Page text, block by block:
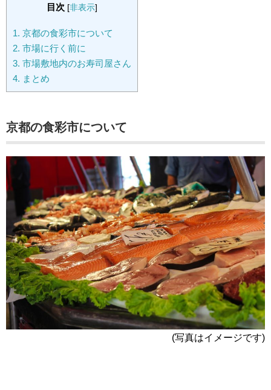
目次 [非表示]
1. 京都の食彩市について
2. 市場に行く前に
3. 市場敷地内のお寿司屋さん
4. まとめ
京都の食彩市について
(写真はイメージです)